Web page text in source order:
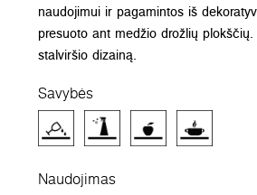
naudojimui ir pagamintos iš
presuoto ant medžio drožlių
stalviršio dizainą.
Savybės
Naudojimas